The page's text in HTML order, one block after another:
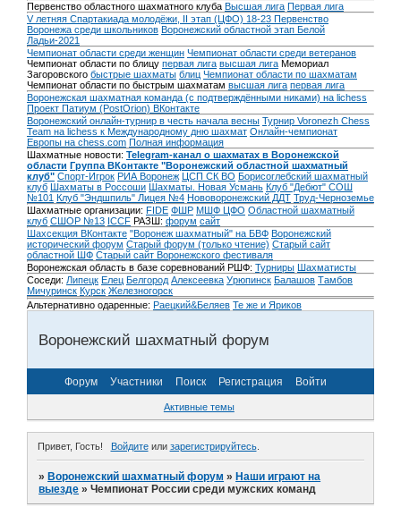
Первенство областного шахматного клуба Высшая лига Первая лига
V летняя Спартакиада молодёжи, II этап (ЦФО) 18-23 Первенство
Воронежа среди школьников Воронежский областной этап Белой
Ладьи-2021
Чемпионат области среди женщин Чемпионат области среди ветеранов
Чемпионат области по блицу первая лига высшая лига Мемориал
Загоровского быстрые шахматы блиц Чемпионат области по шахматам
Чемпионат области по быстрым шахматам высшая лига первая лига
Воронежская шахматная команда (с подтверждёнными никами) на lichess
Проект Патиум (PostOrion) ВКонтакте
Воронежский онлайн-турнир в честь начала весны Турнир Voronezh Chess
Team на lichess к Международному дню шахмат Онлайн-чемпионат
Европы на chess.com Полная информация
Шахматные новости: Telegram-канал о шахматах в Воронежской
области Группа ВКонтакте "Воронежский областной шахматный
клуб" Спорт-Игрок РИА Воронеж ЦСП СК ВО Борисоглебский шахматный
клуб Шахматы в Россоши Шахматы. Новая Усмань Клуб "Дебют" СОШ
№101 Клуб "Эндшпиль" Лицея №4 Нововоронежский ДДТ Труд-Черноземье
Шахматные организации: FIDE ФШР МШФ ЦФО Областной шахматный
клуб СШОР №13 ICCF РАЗШ: форум сайт
Шахсекция ВКонтакте "Воронеж шахматный" на БВФ Воронежский
исторический форум Cтарый форум (только чтение) Старый сайт
областной ШФ Старый сайт Воронежского фестиваля
Воронежская область в базе соревнований РШФ: Турниры Шахматисты
Соседи: Липецк Елец Белгород Алексеевка Урюпинск Балашов Тамбов
Мичуринск Курск Железногорск
Альтернативно одаренные: Раецкий&Беляев Те же и Яриков
Воронежский шахматный форум
Форум Участники Поиск Регистрация Войти
Активные темы
Привет, Гость! Войдитеили зарегистрируйтесь.
»Воронежский шахматный форум »Наши играют на
выезде »Чемпионат России среди мужских команд